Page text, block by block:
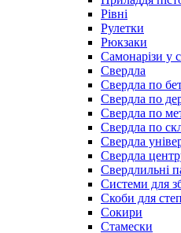
Рівні
Рулетки
Рюкзаки
Самонарізи у
Свердла
Свердла по
Свердла по
Свердла по
Свердла по
Свердла
Свердла
Свердлильні
Системи для
Скоби для
Сокири
Стамески